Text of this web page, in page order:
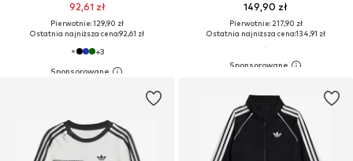
92,61 zł
Pierwotnie: 129,90 zł
Ostatnia najniższa cena:92,61 zł
+3
149,90 zł
Pierwotnie: 217,90 zł
Ostatnia najniższa cena:134,91 zł